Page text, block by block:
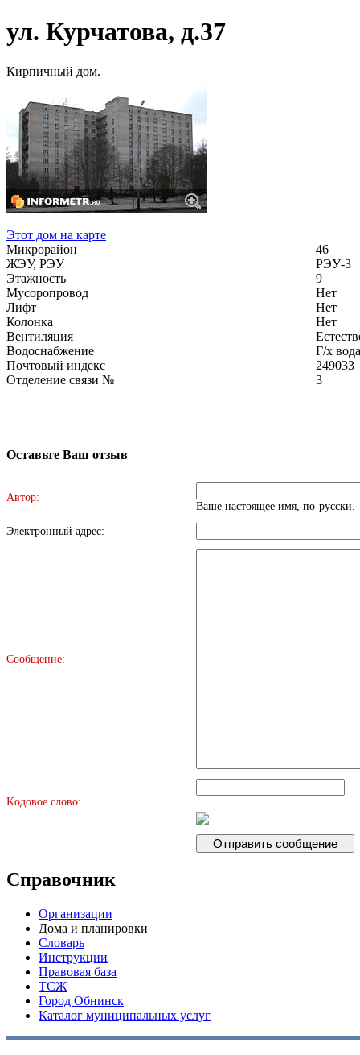
ул. Курчатова, д.37
Кирпичный дом.
Этот дом на карте
Микрорайон
46
ЖЭУ, РЭУ
РЭУ-3
Этажность
9
Мусоропровод
Нет
Лифт
Нет
Колонка
Нет
Вентиляция
Водоснабжение
Г/х вода
Почтовый индекс
249033
Отделение связи №
3
Оставьте Ваш отзыв
Автор:
Ваше настоящее имя, по-русски.
Электронный адрес:
Сообщение:
Kодовое слово:
Справочник
Организации
Дома и планировки
Словарь
Инструкции
Правовая база
ТСЖ
Город Обнинск
Каталог муниципальных услуг